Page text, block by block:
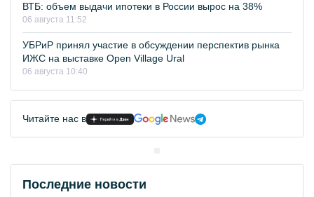
ВТБ: объем выдачи ипотеки в России вырос на 38%
06 августа 11:52
УБРиР принял участие в обсуждении перспектив рынка
ИЖС на выставке Open Village Ural
06 августа 10:40
Читайте нас в
Последние новости